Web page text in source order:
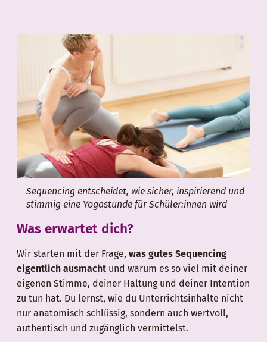
Sequencing entscheidet, wie sicher, inspirierend und
stimmig eine Yogastunde für Schüler:innen wird
Was erwartet dich?
Wir starten mit der Frage, was gutes Sequencing
eigentlich ausmacht und warum es so viel mit deiner
eigenen Stimme, deiner Haltung und deiner Intention
zu tun hat. Du lernst, wie du Unterrichtsinhalte nicht
nur anatomisch schlüssig, sondern auch wertvoll,
authentisch und zugänglich vermittelst.